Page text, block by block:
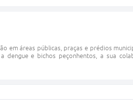
em áreas públicas, praças e prédios
e bichos peçonhentos, a sua